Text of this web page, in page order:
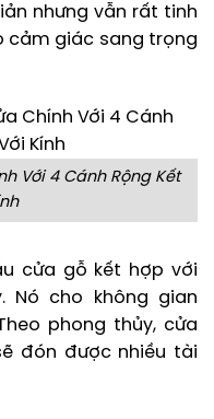
nhưng vẫn rất tinh
cảm giác sang trọng
Với 4 Cánh Rộng Kết
cửa gỗ kết hợp với
Nó cho không gian
phong thủy, cửa
đón được nhiều tài